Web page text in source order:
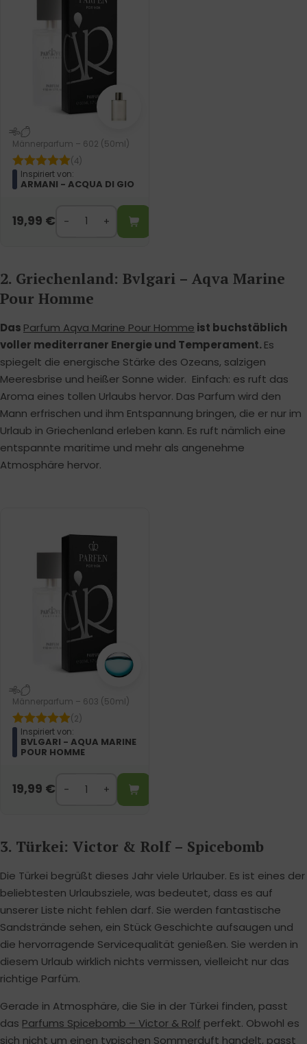
Männerparfum – 602 (50ml)
(4)
Inspiriert von:
ARMANI - ACQUA DI GIO
19,99 €
2. Griechenland: Bvlgari – Aqva Marine
Pour Homme
Das Parfum Aqva Marine Pour Homme ist buchstäblich
voller mediterraner Energie und Temperament.Es
spiegelt die energische Stärke des Ozeans, salzigen
Meeresbrise und heißer Sonne wider. Einfach: es ruft das
Aroma eines tollen Urlaubs hervor. Das Parfum wird den
Mann erfrischen und ihm Entspannung bringen, die er nur im
Urlaub in Griechenland erleben kann. Es ruft nämlich eine
entspannte maritime und mehr als angenehme
Atmosphäre hervor.
Männerparfum – 603 (50ml)
(2)
Inspiriert von:
BVLGARI - AQUA MARINE
POUR HOMME
19,99 €
3. Türkei: Victor & Rolf – Spicebomb
Die Türkei begrüßt dieses Jahr viele Urlauber. Es ist eines der
beliebtesten Urlaubsziele, was bedeutet, dass es auf
unserer Liste nicht fehlen darf. Sie werden fantastische
Sandstrände sehen, ein Stück Geschichte aufsaugen und
die hervorragende Servicequalität genießen. Sie werden in
diesem Urlaub wirklich nichts vermissen, vielleicht nur das
richtige Parfüm.
Gerade in Atmosphäre, die Sie in der Türkei finden, passt
das Parfums Spicebomb – Victor & Rolf perfekt. Obwohl es
sich nicht um einen typischen Sommerduft handelt, passt